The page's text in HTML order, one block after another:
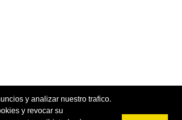
y analizar nuestro trafico.
y revocar su